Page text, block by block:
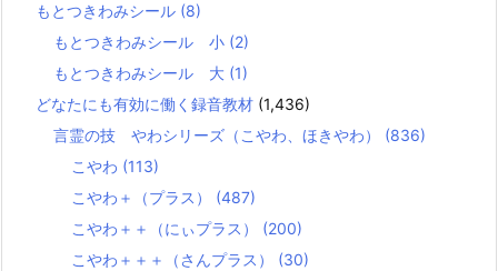
もとつきわみシール (8)
もとつきわみシール 小 (2)
もとつきわみシール 大 (1)
どなたにも有効に働く録音教材 (1,436)
言霊の技 やわシリーズ（こやわ、ほきやわ） (836)
こやわ (113)
こやわ＋（プラス） (487)
こやわ＋＋（にぃプラス） (200)
こやわ＋＋＋（さんプラス） (30)